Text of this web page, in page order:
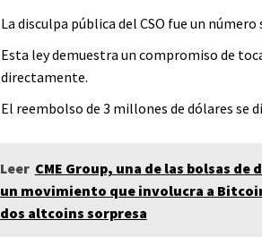
La disculpa pública del CSO fue un
Esta ley demuestra un compromiso de
directamente.
El reembolso de 3 millones de dólares se
Leer CME Group, una de las bolsas
un movimiento que involucra a
dos altcoins sorpresa